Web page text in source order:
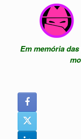
Em memória